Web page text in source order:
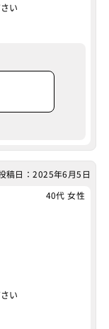
い
稿日：2025年6月5日
40代 女性
い